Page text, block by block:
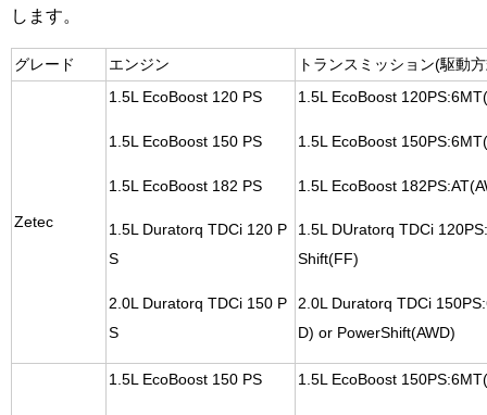
します。
グレード エンジン トランスミッション(駆動
Zetec
1.5L EcoBoost 120 PS
1.5L EcoBoost 150 PS
1.5L EcoBoost 182 PS
1.5L Duratorq TDCi 120 P
S
2.0L Duratorq TDCi 150 P
S
1.5L EcoBoost
1.5L EcoBoost
1.5L EcoBoost
1.5L DUratorq TDCi
Shift(FF)
2.0L Duratorq TDCi
D) or PowerShift(AWD)
1.5L EcoBoost 150 PS 1.5L EcoBoost